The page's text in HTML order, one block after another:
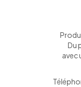
Du
avec